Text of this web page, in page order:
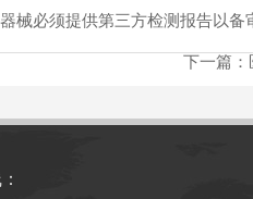
械必须提供第三方检测报告以
下一篇：